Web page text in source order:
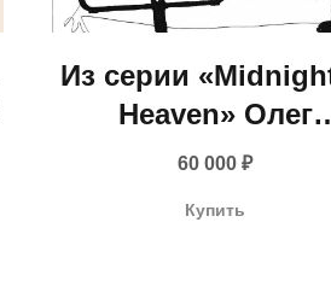
Из серии
Heaven» Олег
Матрохин, 2025
60 000 ₽
Купить